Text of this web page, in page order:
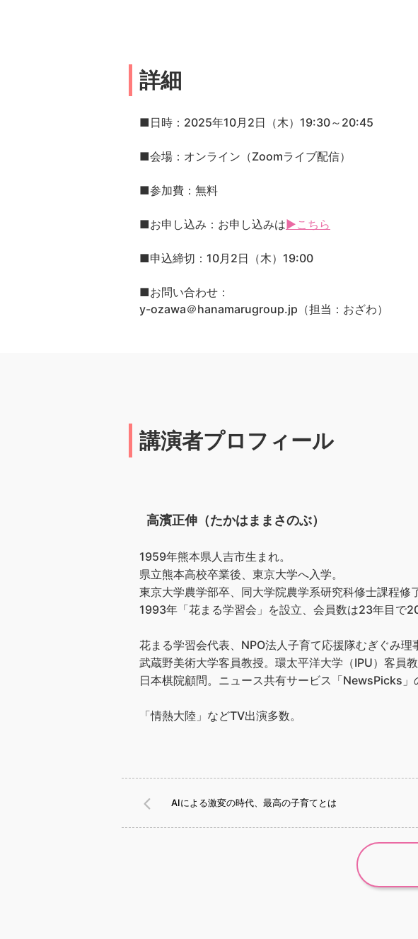
詳細
■日時：2025年10月2日（木）19:30～20:45
■会場：オンライン（Zoomライブ配信）
■参加費：無料
■お申し込み：お申し込みは▶こちら
■申込締切：10月2日（木）19:00
■お問い合わせ：
y-ozawa＠hanamarugroup.jp（担当：おざわ）
講演者プロフィール
高濱正伸（たかはままさのぶ）
1959年熊本県人吉市生まれ。
県立熊本高校卒業後、東京大学へ入学。
東京大学農学部卒、同大学院農学系研究科修士課程修了
1993年「花まる学習会」を設立、会員数は23年目で
花まる学習会代表、NPO法人子育て応援隊むぎぐみ理
武蔵野美術大学客員教授。環太平洋大学（IPU）客員教
日本棋院顧問。ニュース共有サービス「NewsPicks」
「情熱大陸」などTV出演多数。
AIによる激変の時代、最高の子育てとは